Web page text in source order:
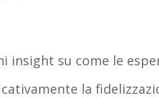
insight su come le
la